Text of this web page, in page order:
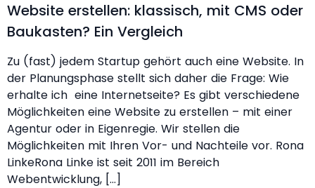
Website erstellen: klassisch, mit CMS oder
Baukasten? Ein Vergleich
Zu (fast) jedem Startup gehört auch eine Website. In
der Planungsphase stellt sich daher die Frage: Wie
erhalte ich eine Internetseite? Es gibt verschiedene
Möglichkeiten eine Website zu erstellen – mit einer
Agentur oder in Eigenregie. Wir stellen die
Möglichkeiten mit Ihren Vor- und Nachteile vor. Rona
LinkeRona Linke ist seit 2011 im Bereich
Webentwicklung, […]